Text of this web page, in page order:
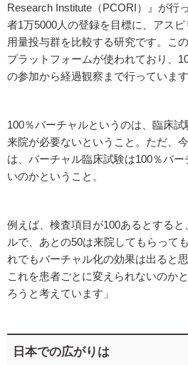
Research Institute（PCORI）』が行
者1万5000人の登録を目標に、アス
用量投与群を比較する研究です。こ
プラットフォームが使われており、
の参加から経過観察まで行っています
100％バーチャルというのは、臨床
来院が必要ないということ。ただ、
は、バーチャル臨床試験は100％バ
いのかということ。
例えば、検査項目が100あるとする
ルで、あとの50は来院してもらって
れでもバーチャル化の効果は出ると
これを患者ごとに変えられないのか
ろうと考えています」
日本での広がりは